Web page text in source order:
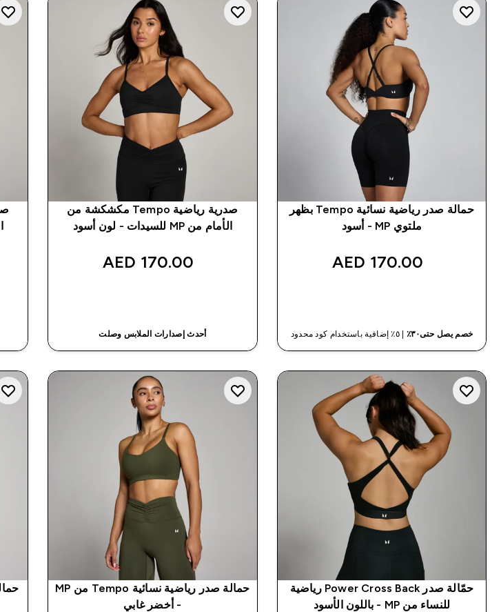
حمالة صدر رياضية نسائية Tempo بظهر
ملتوي MP - أسود
170.00 AED‎
خصم يصل حتى٣٠٪
صدرية رياضية Tempo مكشكشة من
الأمام من MP للسيدات - لون أسود
170.00 AED‎
أحدث إصدارات الملابس وصلت
حمّالة صدر Power Cross Back رياضية
للنساء من MP - باللون الأسود
حمالة صدر رياضية نسائية Tempo من MP
- أخضر غابي